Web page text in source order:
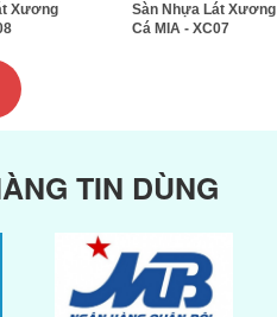
Xương
Sàn Nhựa Lát Xương
Cá MIA - XC07
TIN DÙNG